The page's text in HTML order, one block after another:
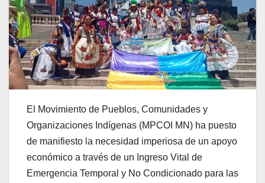
El Movimiento de Pueblos, Comunidades y
Organizaciones Indígenas (MPCOI MN) ha puesto
de manifiesto la necesidad imperiosa de un apoyo
económico a través de un Ingreso Vital de
Emergencia Temporal y No Condicionado para las